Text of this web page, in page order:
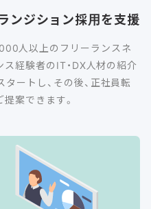
ンジション採用を支援
人以上のフリーランスネ
経験者のIT・DX人材の紹介
ートし、その後、正社員転
案できます。